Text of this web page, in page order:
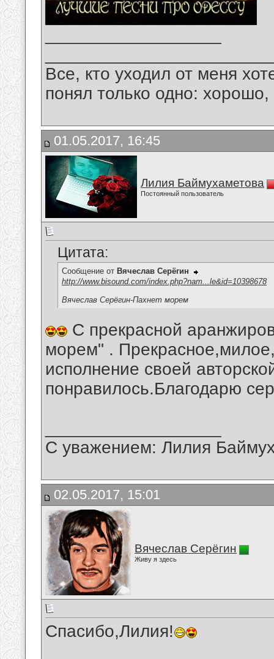
Все, кто уходил от меня
понял только одно:
01.05.2017, 16:45
Лилия Баймухаметова
Постоянный пользователь
Цитата:
Сообщение от Вячеслав Серёгин
http://www.bisound.com/index.php?nam...le&id=10398678
Вячеслав Серёгин-Пахнет морем
С прекрасной
морем" .
исполнение своей
понравилось.Благодарю
С уважением: Лилия
02.05.2017, 15:01
Вячеслав Серёгин
Живу я здесь
Спасибо,Лилия!